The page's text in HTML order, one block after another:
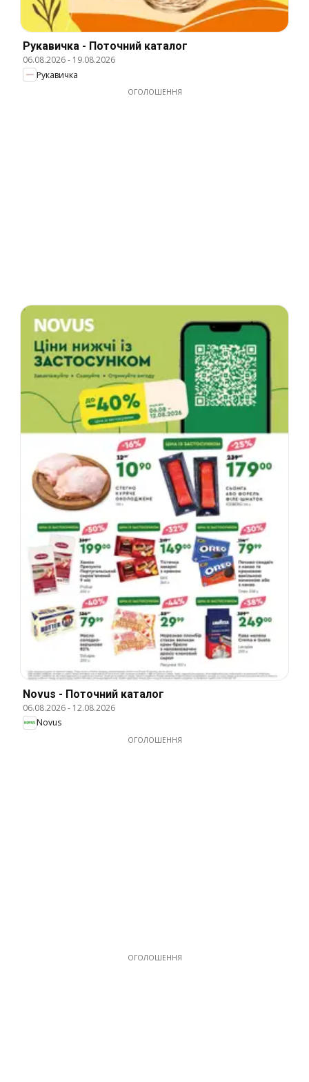
Рукавичка - Поточний каталог
06.08.2026- 19.08.2026
Рукавичка
ОГОЛОШЕННЯ
Novus - Поточний каталог
06.08.2026- 12.08.2026
Novus
ОГОЛОШЕННЯ
ОГОЛОШЕННЯ